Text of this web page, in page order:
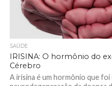
SAÚDE
IRISINA: O hormônio do
Cérebro
A irisina é um hormônio que